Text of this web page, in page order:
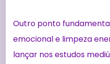
Outro ponto
emocional e limpeza
lançar nos estudos